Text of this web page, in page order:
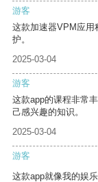
游客
这款加速器VPM应用
护。
2025-03-04
游客
这款app的课程非常
己感兴趣的知识。
2025-03-04
游客
这款app就像我的娱